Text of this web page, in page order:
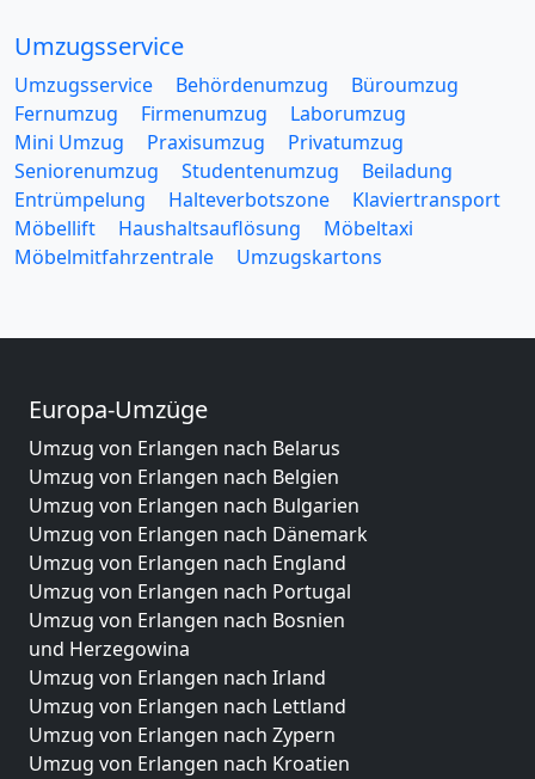
Umzugsservice
Umzugsservice Behördenumzug
Büroumzug
Fernumzug
Firmenumzug
Laborumzug
Mini Umzug
Praxisumzug
Privatumzug
Seniorenumzug
Studentenumzug
Beiladung
Entrümpelung
Halteverbotszone
Klaviertransport
Möbellift
Haushaltsauflösung
Möbeltaxi
Möbelmitfahrzentrale
Umzugskartons
Europa-Umzüge
Umzug von Erlangen nach Belarus
Umzug von Erlangen nach Belgien
Umzug von Erlangen nach Bulgarien
Umzug von Erlangen nach Dänemark
Umzug von Erlangen nach England
Umzug von Erlangen nach Portugal
Umzug von Erlangen nach Bosnien
und Herzegowina
Umzug von Erlangen nach Irland
Umzug von Erlangen nach Lettland
Umzug von Erlangen nach Zypern
Umzug von Erlangen nach Kroatien